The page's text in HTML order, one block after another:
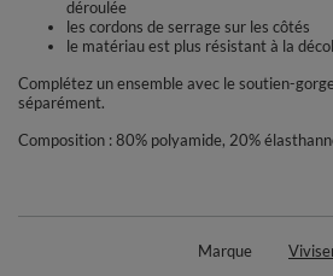
déroulée
les cordons de serrage sur les côtés
le matériau est plus résistant à la
Complétez un ensemble avec le soutien-
séparément.
Composition : 80% polyamide, 20%
Marque